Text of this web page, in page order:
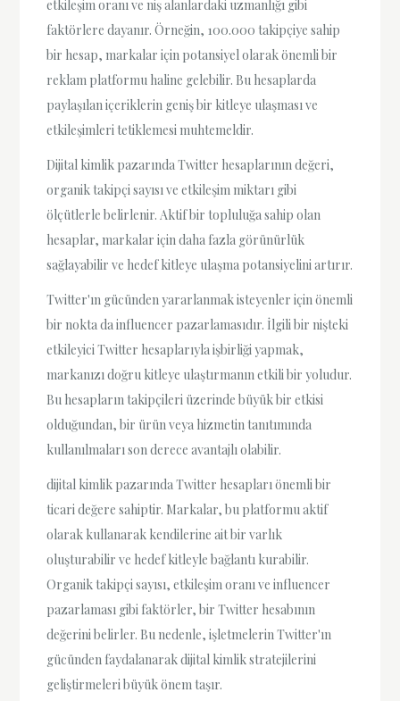
etkileşim oranı ve niş alanlardaki uzmanlığı gibi
faktörlere dayanır. Örneğin, 100.000 takipçiye sahip
bir hesap, markalar için potansiyel olarak önemli bir
reklam platformu haline gelebilir. Bu hesaplarda
paylaşılan içeriklerin geniş bir kitleye ulaşması ve
etkileşimleri tetiklemesi muhtemeldir.
Dijital kimlik pazarında Twitter hesaplarının değeri,
organik takipçi sayısı ve etkileşim miktarı gibi
ölçütlerle belirlenir. Aktif bir topluluğa sahip olan
hesaplar, markalar için daha fazla görünürlük
sağlayabilir ve hedef kitleye ulaşma potansiyelini artırır.
Twitter'ın gücünden yararlanmak isteyenler için önemli
bir nokta da influencer pazarlamasıdır. İlgili bir nişteki
etkileyici Twitter hesaplarıyla işbirliği yapmak,
markanızı doğru kitleye ulaştırmanın etkili bir yoludur.
Bu hesapların takipçileri üzerinde büyük bir etkisi
olduğundan, bir ürün veya hizmetin tanıtımında
kullanılmaları son derece avantajlı olabilir.
dijital kimlik pazarında Twitter hesapları önemli bir
ticari değere sahiptir. Markalar, bu platformu aktif
olarak kullanarak kendilerine ait bir varlık
oluşturabilir ve hedef kitleyle bağlantı kurabilir.
Organik takipçi sayısı, etkileşim oranı ve influencer
pazarlaması gibi faktörler, bir Twitter hesabının
değerini belirler. Bu nedenle, işletmelerin Twitter'ın
gücünden faydalanarak dijital kimlik stratejilerini
geliştirmeleri büyük önem taşır.